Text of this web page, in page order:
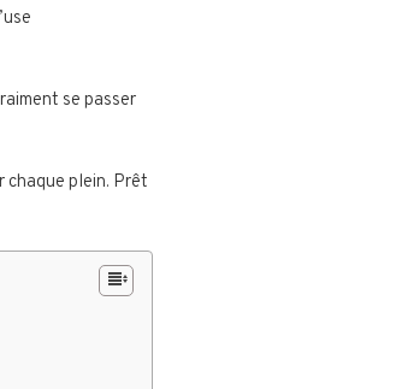
se passer
chaque plein. Prêt